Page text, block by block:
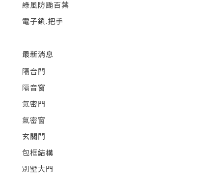
綠風防颱百葉
電子鎖.把手
最新消息
隔音門
隔音窗
氣密門
氣密窗
玄關門
包框結構
別墅大門